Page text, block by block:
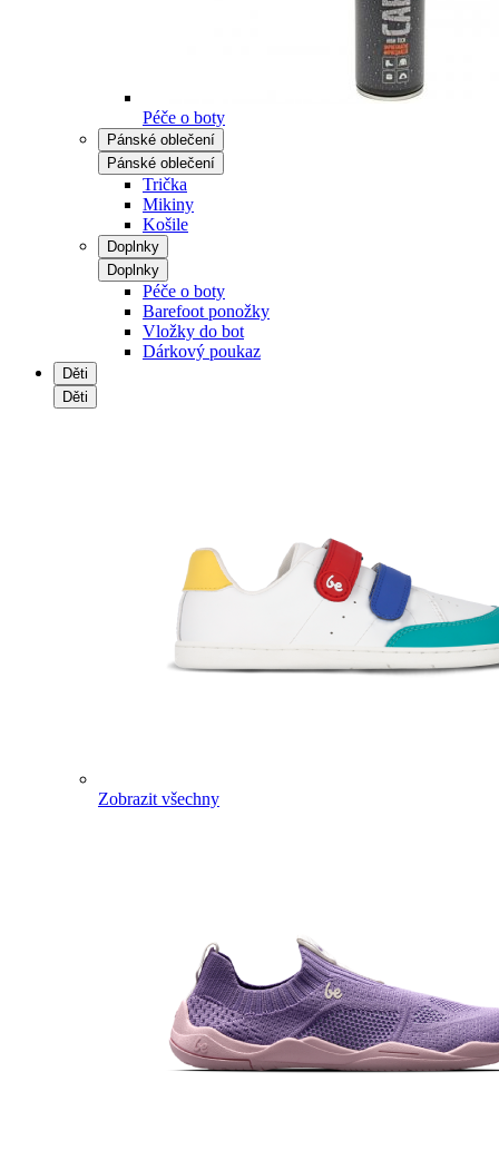
Péče o boty
Pánské oblečení
Pánské oblečení
Trička
Mikiny
Košile
Doplnky
Doplnky
Péče o boty
Barefoot ponožky
Vložky do bot
Dárkový poukaz
Děti
Děti
Zobrazit všechny